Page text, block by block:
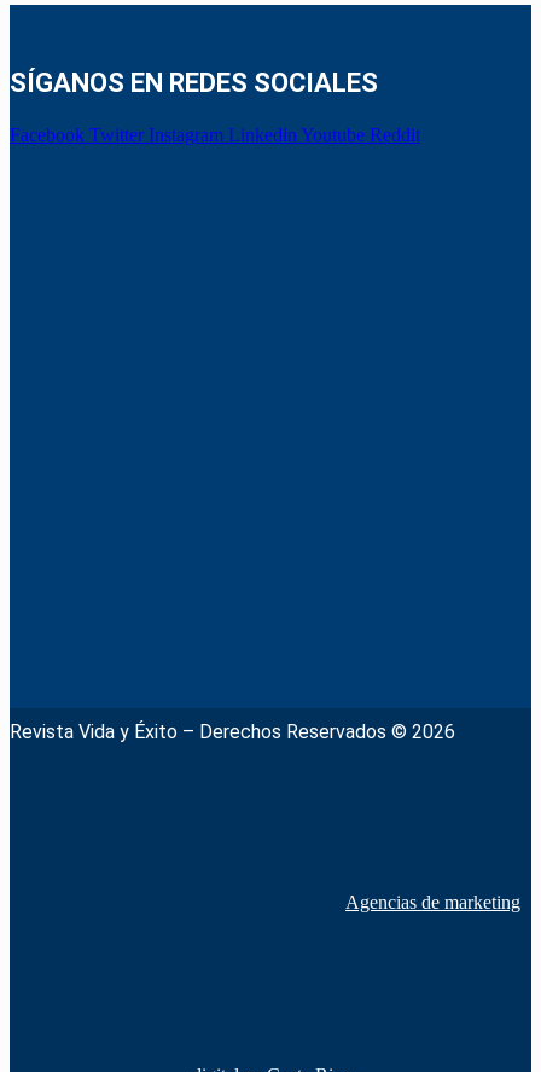
SÍGANOS EN REDES SOCIALES
Facebook Twitter Instagram Linkedin Youtube Reddit
Revista Vida y Éxito – Derechos Reservados © 2026
Agencias de marketing